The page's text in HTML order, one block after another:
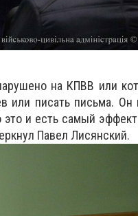
на КПВВ или
или писать письма.
и есть самый
Павел Лисянский.